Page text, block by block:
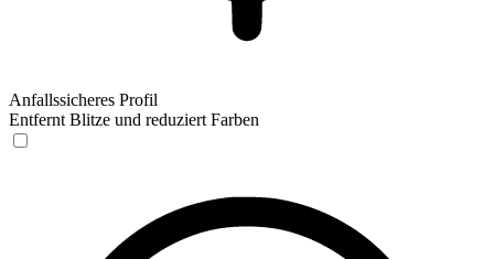
Anfallssicheres Profil
Entfernt Blitze und reduziert Farben